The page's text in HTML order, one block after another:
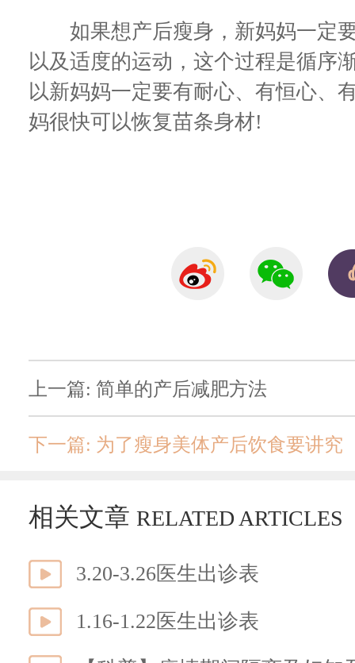
如果想产后瘦身，新妈妈一定要
以及适度的运动，这个过程是循序
以新妈妈一定要有耐心、有恒心、
妈很快可以恢复苗条身材!
上一篇: 简单的产后减肥方法
下一篇: 为了瘦身美体产后饮食要讲究
相关文章 RELATED ARTICLES
3.20-3.26医生出诊表
1.16-1.22医生出诊表